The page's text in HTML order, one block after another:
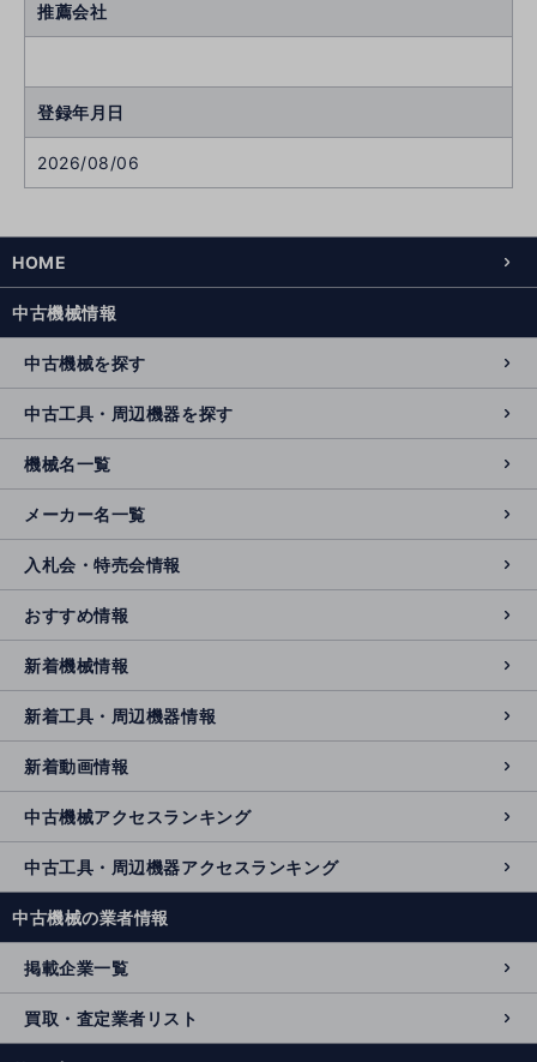
推薦会社
登録年月日
2026/08/06
HOME
中古機械情報
中古機械を探す
中古工具・周辺機器を探す
機械名一覧
メーカー名一覧
入札会・特売会情報
おすすめ情報
新着機械情報
新着工具・周辺機器情報
新着動画情報
中古機械アクセスランキング
中古工具・周辺機器アクセスランキング
中古機械の業者情報
掲載企業一覧
買取・査定業者リスト